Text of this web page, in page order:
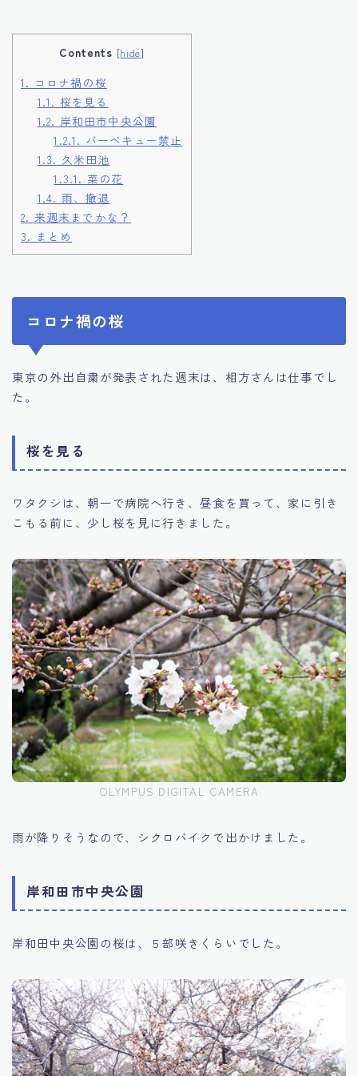
Contents [hide]
1. コロナ禍の桜
1.1. 桜を見る
1.2. 岸和田市中央公園
1.2.1. バーベキュー禁止
1.3. 久米田池
1.3.1. 菜の花
1.4. 雨、撤退
2. 来週末までかな？
3. まとめ
コロナ禍の桜
東京の外出自粛が発表された週末は、相方さんは仕事でし
た。
桜を見る
ワタクシは、朝一で病院へ行き、昼食を買って、家に引き
こもる前に、少し桜を見に行きました。
OLYMPUS DIGITAL CAMERA
雨が降りそうなので、シクロバイクで出かけました。
岸和田市中央公園
岸和田中央公園の桜は、５部咲きくらいでした。